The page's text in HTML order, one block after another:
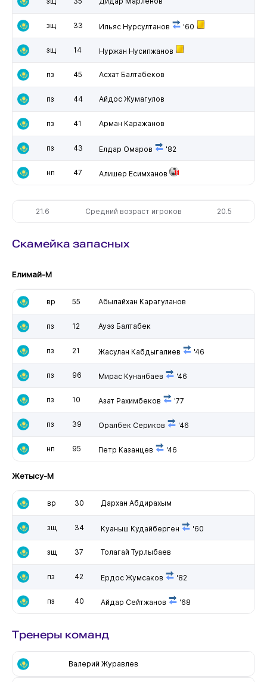
зщ 33 Ильяс Нурсултанов '60
зщ 14 Нуржан Нусипжанов
пз 45 Асхат Балтабеков
пз 44 Айдос Жумагулов
пз 41 Арман Каражанов
пз 43 Елдар Омаров '82
нп 47 Алишер Есимханов
21.6 Средний возраст игроков 20.5
Скамейка запасных
Елимай-М
вр 55 Абылайхан Карагуланов
пз 12 Ауэз Балтабек
пз 21 Жасулан Кабдыгалиев '46
пз 96 Мирас Кунанбаев '46
пз 10 Азат Рахимбеков '77
пз 39 Оралбек Сериков '46
нп 95 Петр Казанцев '46
Жетысу-М
вр 30 Дархан Абдирахым
зщ 34 Куаныш Кудайберген '60
зщ 37 Толагай Турлыбаев
пз 42 Ердос Жумсаков '82
пз 40 Айдар Сейтжанов '68
Тренеры команд
Валерий Журавлев